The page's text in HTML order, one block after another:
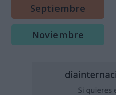
Septiembre
Noviembre